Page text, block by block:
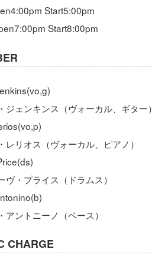
Start5:00pm
Start8:00pm
ジェンキンス（ヴォーカル、ギター）
レリオス（ヴォーカル、ピアノ）
ヴ・プライス（ドラムス）
アントニーノ（ベース）
CHARGE